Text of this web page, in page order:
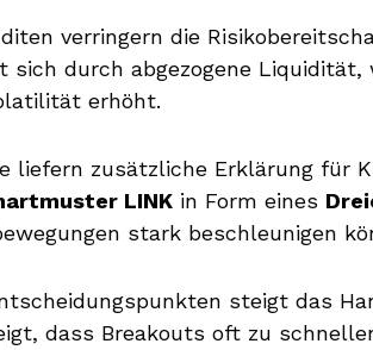
verringern die
sich durch abgezogene
erhöht.
liefern zusätzliche Erklärung für
LINK in Form eines
stark beschleunigen
steigt das
dass Breakouts oft zu